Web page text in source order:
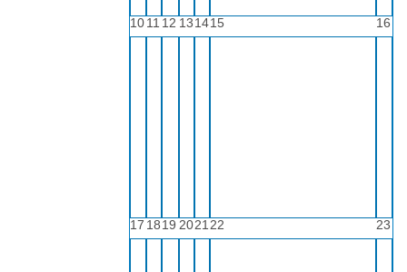
1011 12 131415 16
17 1819 2021 22 23